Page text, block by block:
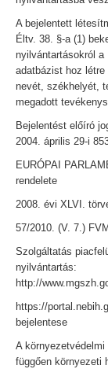
A bejelentett
Éltv. 38. §-a (1)
nyilvántartásokról a
adatbázist hoz
nevét, székhelyét,
megadott
Bejelentést előíró
2004. április 29-i
EURÓPAI
rendelete
2008. évi XLVI.
57/2010. (V. 7.)
Szolgáltatás
nyilvántartás:
http://
https://
bejelentese
A
függően környezeti